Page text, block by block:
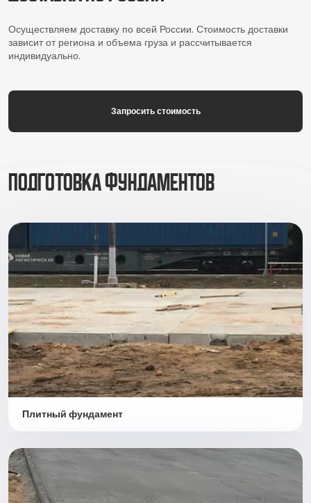
Осуществляем доставку по всей России. Стоимость доставки
зависит от региона и объема груза и рассчитывается
индивидуально.
Запросить стоимость
Подготовка фундаментов
Плитный фундамент